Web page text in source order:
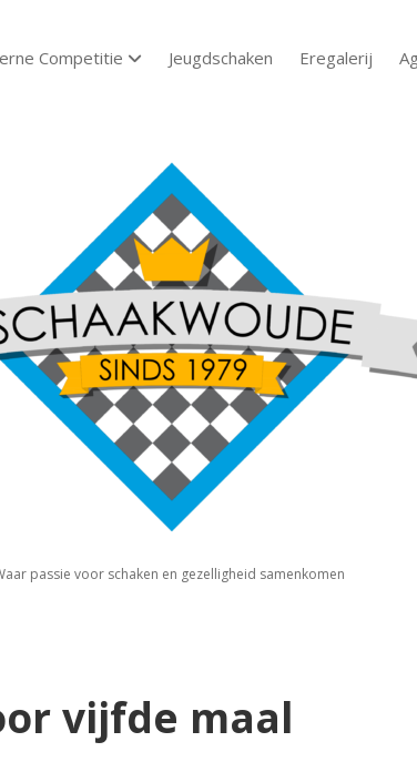
menu
Competitie open dropdown menu
Jeugdschaken Eregalerij
passie voor schaken en gezelligheid samenkomen
vijfde maal